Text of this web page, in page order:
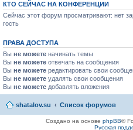
КТО СЕЙЧАС НА КОНФЕРЕНЦИИ
Сейчас этот форум просматривают: нет
гость
ПРАВА ДОСТУПА
Вы не можете начинать темы
Вы не можете отвечать на сообщения
Вы не можете редактировать свои
Вы не можете удалять свои сообщения
Вы не можете добавлять вложения
shatalov.su Список форумов
Создано на основе phpBB®
Русская